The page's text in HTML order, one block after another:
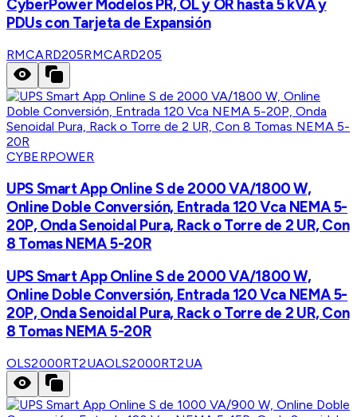
CyberPower Modelos PR, OL y OR hasta 5 kVA y
PDUs con Tarjeta de Expansión
RMCARD205RMCARD205
CYBERPOWER
UPS Smart App Online S de 2000 VA/1800 W,
Online Doble Conversión, Entrada 120 Vca NEMA 5-
20P, Onda Senoidal Pura, Rack o Torre de 2 UR, Con
8 Tomas NEMA 5-20R
UPS Smart App Online S de 2000 VA/1800 W,
Online Doble Conversión, Entrada 120 Vca NEMA 5-
20P, Onda Senoidal Pura, Rack o Torre de 2 UR, Con
8 Tomas NEMA 5-20R
OLS2000RT2UAOLS2000RT2UA